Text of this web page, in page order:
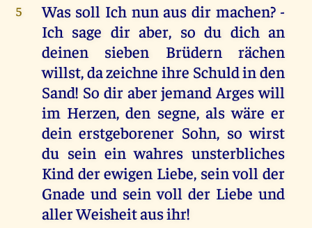
5
Was soll Ich nun aus dir machen? -
Ich sage dir aber, so du dich an
deinen sieben Brüdern rächen
willst, da zeichne ihre Schuld in den
Sand! So dir aber jemand Arges will
im Herzen, den segne, als wäre er
dein erstgeborener Sohn, so wirst
du sein ein wahres unsterbliches
Kind der ewigen Liebe, sein voll der
Gnade und sein voll der Liebe und
aller Weisheit aus ihr!